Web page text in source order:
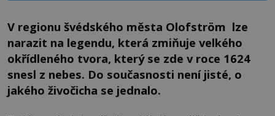
V regionu švédského města Olofström lze
narazit na legendu, která zmiňuje velkého
okřídleného tvora, který se zde v roce 1624
snesl z nebes. Do současnosti není jisté, o
jakého živočicha se jednalo.